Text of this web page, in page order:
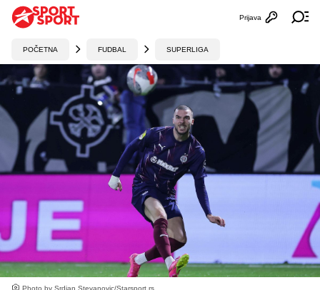
Otvori
Prijava
POČETNA FUDBAL SUPERLIGA
Photo by Srdjan Stevanovic/Starsport.rs